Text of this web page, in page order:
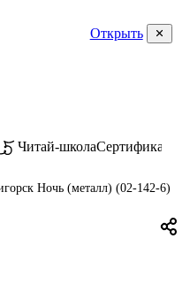
Открыть
Читай-школаСертификаты
Ночь (металл) (02-142-6)